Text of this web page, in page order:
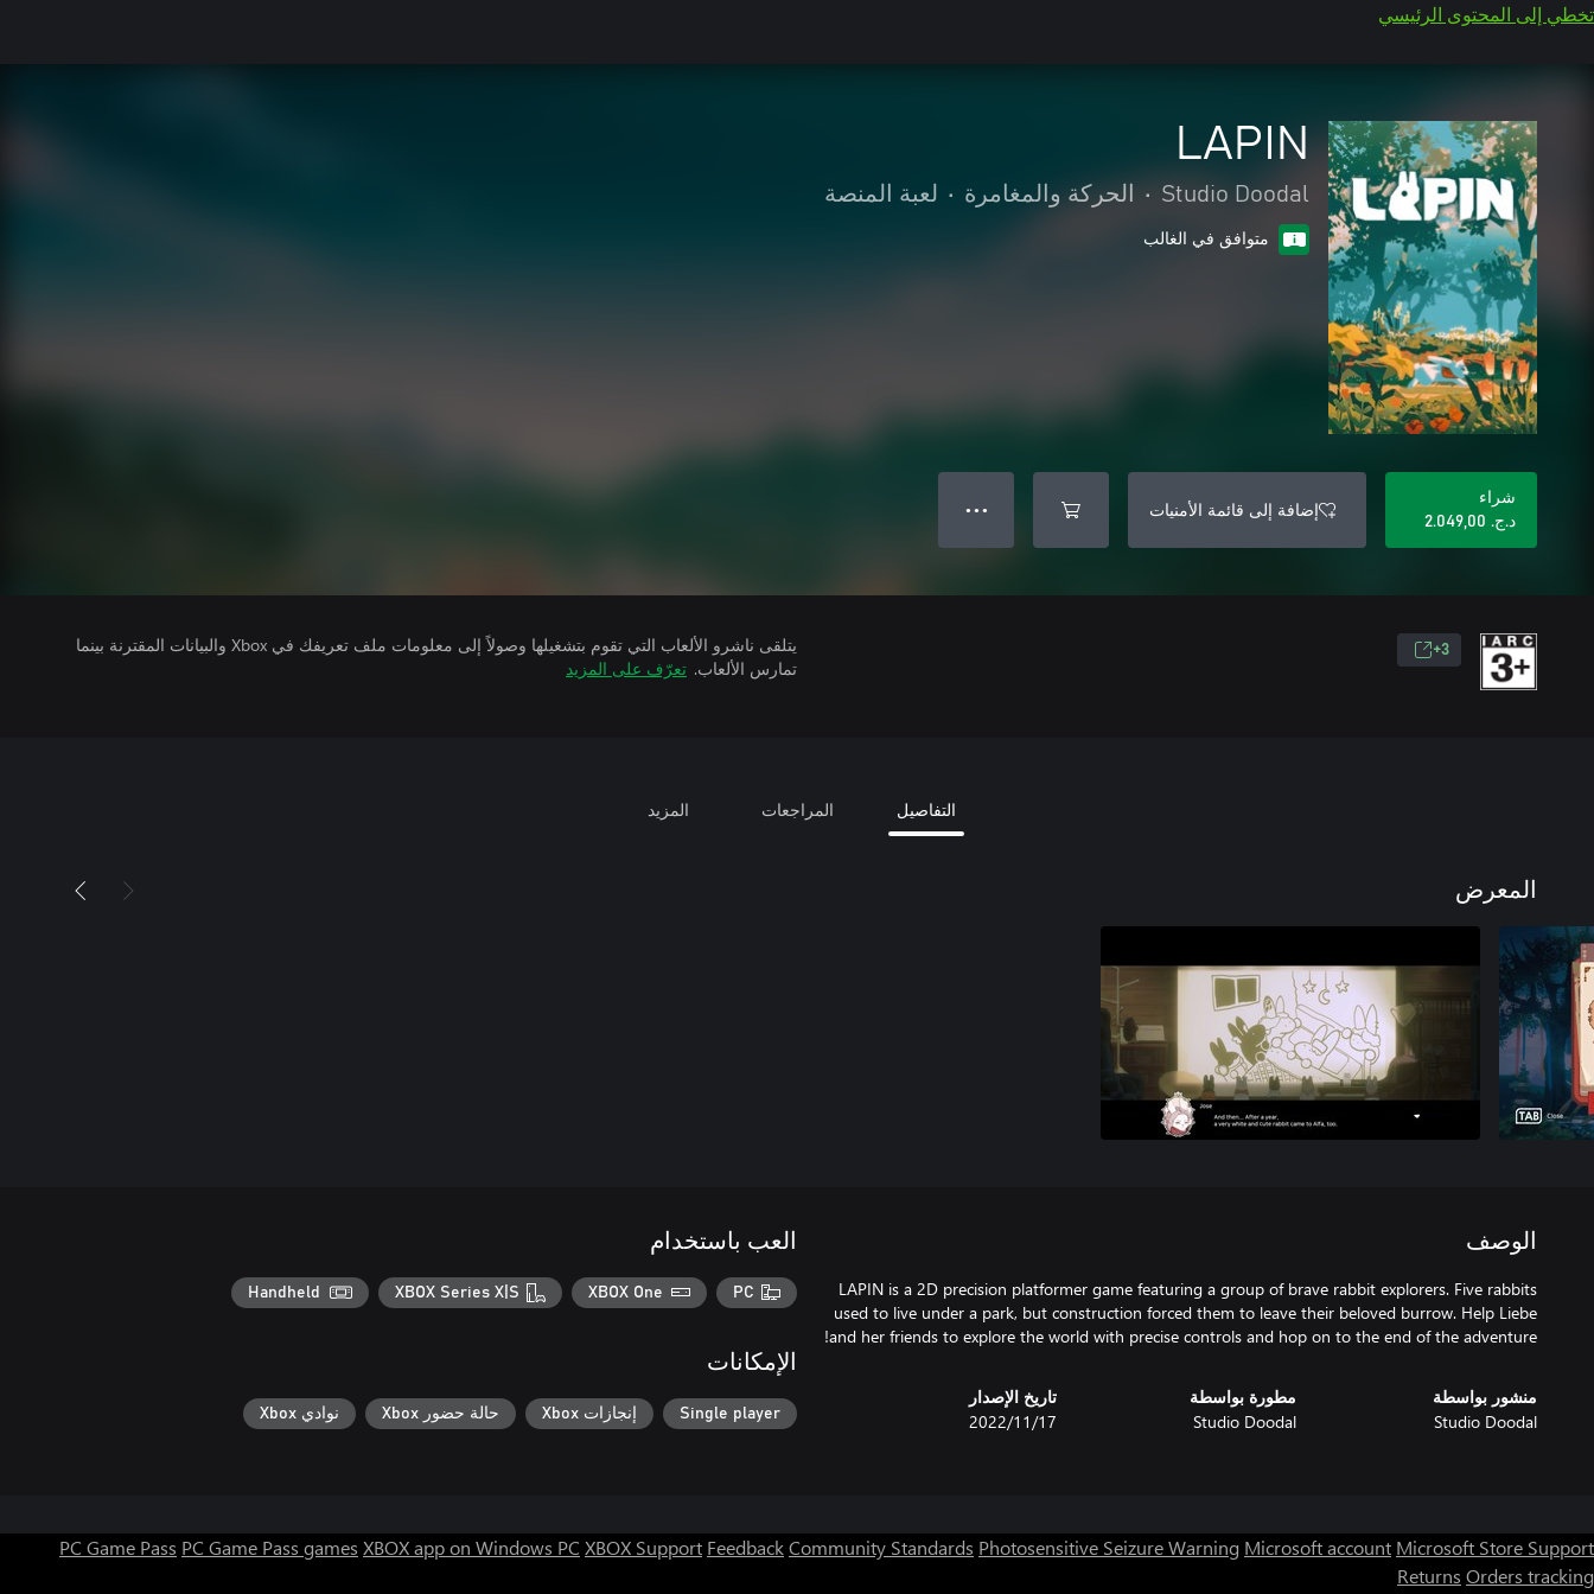
تخطي إلى المحتوى الرئيسي
LAPIN
Studio Doodal
• الحركة والمغامرة • لعبة المنصة
متوافق في الغالب
شراء
د.ج.‏ 2.049,00
إضافة إلى قائمة الأمنيات ● ● ●
3+
يتلقى ناشرو الألعاب التي تقوم بتشغيلها وصولاً إلى معلومات ملف تعريفك في Xbox والبيانات المقترنة بينما
تمارس الألعاب. تعرّف على المزيد
التفاصيل المراجعات المزيد
المعرض
الوصف
LAPIN is a 2D precision platformer game featuring a group of brave rabbit explorers. Five rabbits
used to live under a park, but construction forced them to leave their beloved burrow. Help Liebe
and her friends to explore the world with precise controls and hop on to the end of the adventure!
منشور بواسطة
Studio Doodal
مطورة بواسطة
Studio Doodal
تاريخ الإصدار
17‏/11‏/2022
العب باستخدام
PC
XBOX One
XBOX Series X|S
Handheld
الإمكانات
Single player إنجازات Xbox حالة حضور Xbox نوادي Xbox
PC Game Pass PC Game Pass games XBOX app on Windows PC XBOX Support FeedbackCommunity Standards Photosensitive Seizure Warning Microsoft account Microsoft Store Support
Returns Orders tracking